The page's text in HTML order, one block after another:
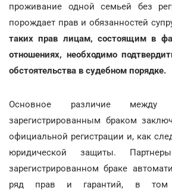
проживание одной семьей без
порождает прав и обязанностей
таких прав лицам, состоящим в
отношениях, необходимо
обстоятельства в судебном порядке.
Основное различие между
зарегистрированным браком
официальной регистрации и, как
юридической защиты.
зарегистрированном браке
ряд прав и гарантий, в